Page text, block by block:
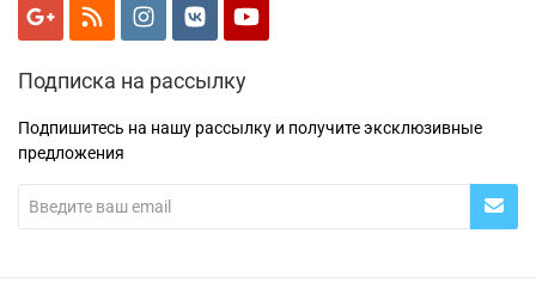
Подписка на рассылку
Подпишитесь на нашу рассылку и получите эксклюзивные
предложения